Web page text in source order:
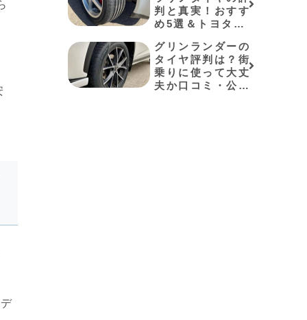
判と真実！おすす
め5選＆トヨタ適
グリンランダーの
タイヤ評判は？街
乗りに使って大丈
夫か口コミ・公式